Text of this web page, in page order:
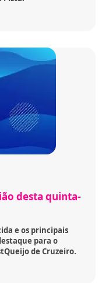
desta quinta-
e os principais
para o
de Cruzeiro.